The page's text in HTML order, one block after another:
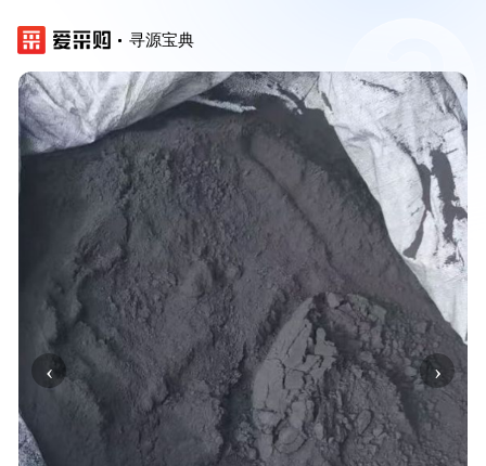
寻源宝典
‹ ›